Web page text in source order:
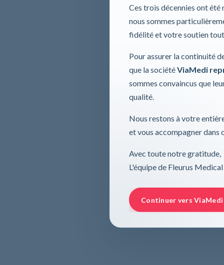
Ces trois décennies ont
nous sommes
fidélité et votre soutien
Pour assurer la continuité
que la sociétéViaMedi
sommes convaincus que
qualité.
Nous restons à votre
et vous accompagner dans
Avec toute notre gratitude,
L'équipe de Fleurus Medical
Continuer vers ViaMedi